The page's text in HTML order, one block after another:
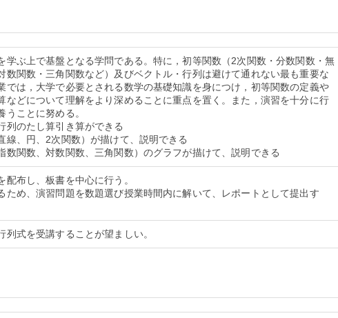
学ぶ上で基盤となる学問である。特に，初等関数（2次関数・分数関数・無
数関数・三角関数など）及びベクトル・行列は避けて通れない最も重要な
では，大学で必要とされる数学の基礎知識を身につけ，初等関数の定義や
などについて理解をより深めることに重点を置く。また，演習を十分に行
うことに努める。
列のたし算引き算ができる
線、円、2次関数）が描けて、説明できる
配布し、板書を中心に行う。
ため、演習問題を数題選び授業時間内に解いて、レポートとして提出す